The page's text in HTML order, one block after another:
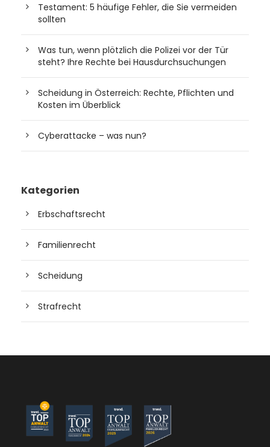
Testament: 5 häufige Fehler, die Sie vermeiden
sollten
Was tun, wenn plötzlich die Polizei vor der Tür
steht? Ihre Rechte bei Hausdurchsuchungen
Scheidung in Österreich: Rechte, Pflichten und
Kosten im Überblick
Cyberattacke – was nun?
Kategorien
Erbschaftsrecht
Familienrecht
Scheidung
Strafrecht